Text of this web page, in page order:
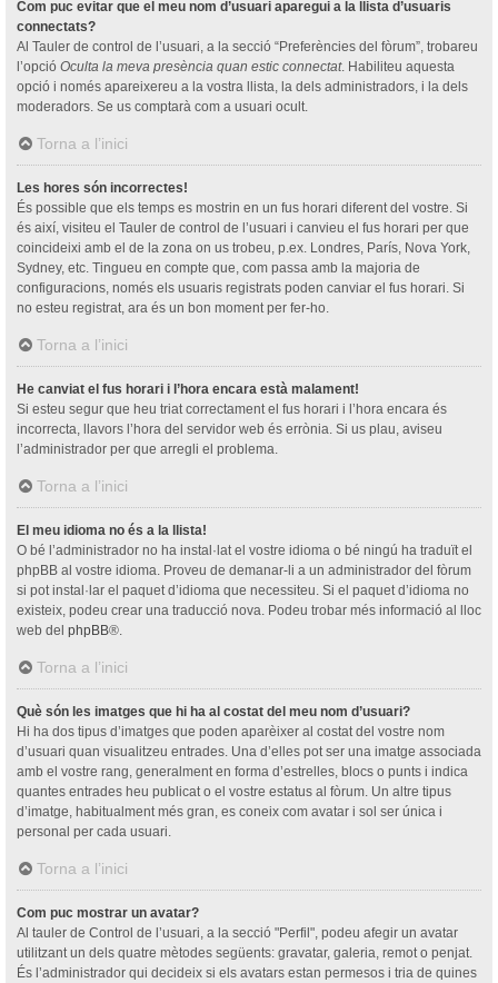
Com puc evitar que el meu nom d’usuari aparegui a la llista d’usuaris
connectats?
Al Tauler de control de l’usuari, a la secció “Preferències del fòrum”, trobareu
l’opció Oculta la meva presència quan estic connectat. Habiliteu aquesta
opció i només apareixereu a la vostra llista, la dels administradors, i la dels
moderadors. Se us comptarà com a usuari ocult.
Torna a l’inici
Les hores són incorrectes!
És possible que els temps es mostrin en un fus horari diferent del vostre. Si
és així, visiteu el Tauler de control de l’usuari i canvieu el fus horari per que
coincideixi amb el de la zona on us trobeu, p.ex. Londres, París, Nova York,
Sydney, etc. Tingueu en compte que, com passa amb la majoria de
configuracions, només els usuaris registrats poden canviar el fus horari. Si
no esteu registrat, ara és un bon moment per fer-ho.
Torna a l’inici
He canviat el fus horari i l’hora encara està malament!
Si esteu segur que heu triat correctament el fus horari i l’hora encara és
incorrecta, llavors l’hora del servidor web és errònia. Si us plau, aviseu
l’administrador per que arregli el problema.
Torna a l’inici
El meu idioma no és a la llista!
O bé l’administrador no ha instal·lat el vostre idioma o bé ningú ha traduït el
phpBB al vostre idioma. Proveu de demanar-li a un administrador del fòrum
si pot instal·lar el paquet d’idioma que necessiteu. Si el paquet d’idioma no
existeix, podeu crear una traducció nova. Podeu trobar més informació al lloc
web del phpBB®.
Torna a l’inici
Què són les imatges que hi ha al costat del meu nom d’usuari?
Hi ha dos tipus d’imatges que poden aparèixer al costat del vostre nom
d’usuari quan visualitzeu entrades. Una d’elles pot ser una imatge associada
amb el vostre rang, generalment en forma d’estrelles, blocs o punts i indica
quantes entrades heu publicat o el vostre estatus al fòrum. Un altre tipus
d’imatge, habitualment més gran, es coneix com avatar i sol ser única i
personal per cada usuari.
Torna a l’inici
Com puc mostrar un avatar?
Al tauler de Control de l’usuari, a la secció "Perfil", podeu afegir un avatar
utilitzant un dels quatre mètodes següents: gravatar, galeria, remot o penjat.
És l’administrador qui decideix si els avatars estan permesos i tria de quines